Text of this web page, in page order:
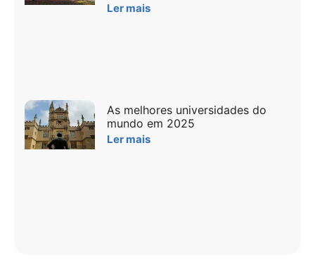
Ler mais
As melhores universidades do
mundo em 2025
Ler mais